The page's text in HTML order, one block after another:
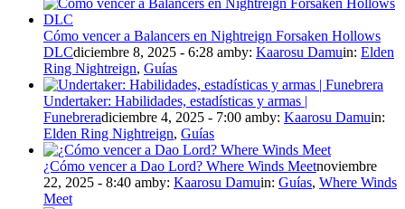
Cómo vencer a Balancers en Nightreign Forsaken Hollows
DLCdiciembre 8, 2025 - 6:28 amby: Kaarosu Damuin: Elden
Ring Nightreign, Guías
Undertaker: Habilidades, estadísticas y armas |
Funebreradiciembre 4, 2025 - 7:00 amby: Kaarosu Damuin:
Elden Ring Nightreign, Guías
¿Cómo vencer a Dao Lord? Where Winds Meetnoviembre
22, 2025 - 8:40 amby: Kaarosu Damuin: Guías, Where Winds
Meet